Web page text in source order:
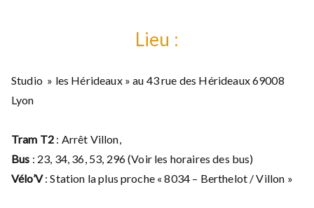
Lieu :
Studio » les Hérideaux » au 43 rue des Hérideaux 69008
Lyon
Tram T2 : Arrêt Villon,
Bus : 23, 34, 36, 53, 296 (Voir les horaires des bus)
Vélo’V: Station la plus proche « 8034 – Berthelot / Villon »